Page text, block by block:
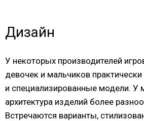
Дизайн
У некоторых производителей
девочек и мальчиков
и специализированные модели. У
архитектура изделий более
Встречаются варианты,